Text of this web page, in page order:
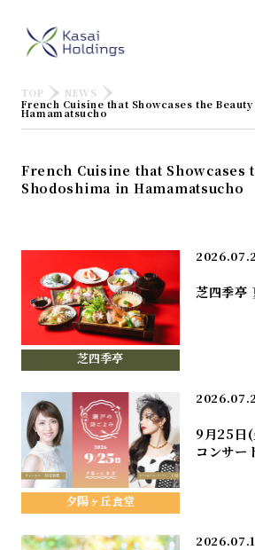
TOP
NEWS
French Cuisine that Showcases the
Hamamatsucho
French Cuisine that Showcases
Shodoshima in Hamamatsucho
芝四季亭
芝四季亭
夕陽ヶ丘食堂
9月25日(
コンサー